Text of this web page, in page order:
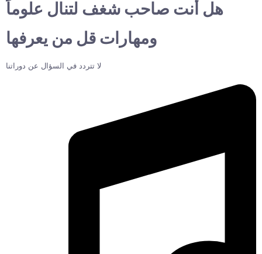
هل أنت صاحب شغف لتنال علوماً
ومهارات قل من يعرفها
لا تتردد في السؤال عن دوراتنا